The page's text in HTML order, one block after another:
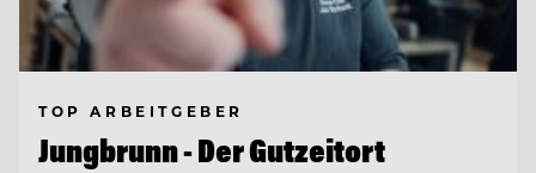
TOP ARBEITGEBER
Jungbrunn - Der Gutzeitort